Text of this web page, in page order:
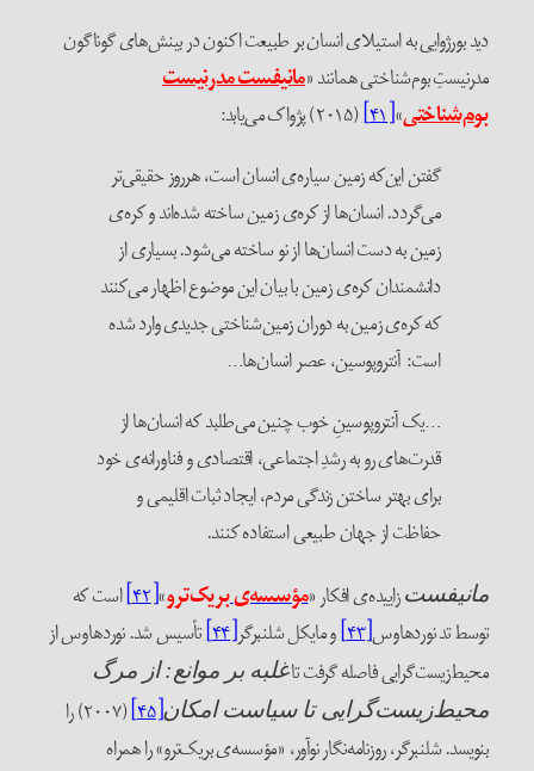
بورژوایی به استیلای انسان بر طبیعت اکنون در بینش‌های گوناگون
بوم‌شناختی همانند «مانیفست مدرنیست
»[۴۱]
(۲۰۱۵) پژواک می‌یابد:
گفتن این‌که زمین سیاره‌ی انسان است، هرروز حقیقی‌تر
می‌گردد. انسان‌ها از کره‌ی زمین ساخته شده‌اند و کره‌ی
زمین به دست انسان‌ها از نو ساخته می‌شود. بسیاری از
دانشمندان کره‌ی زمین با بیان این موضوع اظهار می‌کنند
که کره‌ی زمین به دوران زمین‌شناختی جدیدی وارد شده
است: آنتروپوسین، عصر انسان‌ها…
…یک آنتروپوسینِ خوب چنین می‌طلبد که انسان‌ها از
قدرت‌های رو به رشدِ اجتماعی، اقتصادی و فناورانه‌ی خود
برای بهتر ساختن زندگی مردم، ایجاد ثبات اقلیمی و
حفاظت از جهان طبیعی استفاده کنند.
زاییده‌ی افکار «مؤسسه‌یبریک‌ترو»[۴۲]
است که
تد نوردهاوس[۴۳] و مایکل شلنبرگر[۴۴]
تأسیس شد. نوردهاوس از
فاصله گرفت تاغلبه بر موانع: از مرگ
تا سیاست امکان[۴۵]
(۲۰۰۷) را
شلنبرگر، روزنامه‌نگار نوآور، «مؤسسه‌ی بریک‌ترو» را همراه